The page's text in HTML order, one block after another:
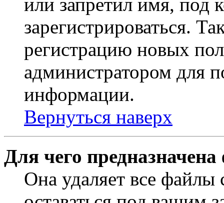
зарегистрироваться.
регистрацию новых
администратором для
информации.
Вернуться наверх
Для чего
Она удаляет все файлы